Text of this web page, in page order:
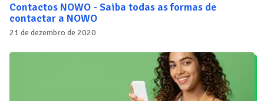
Contactos NOWO - Saiba todas as formas de
contactar a NOWO
21 de dezembro de 2020